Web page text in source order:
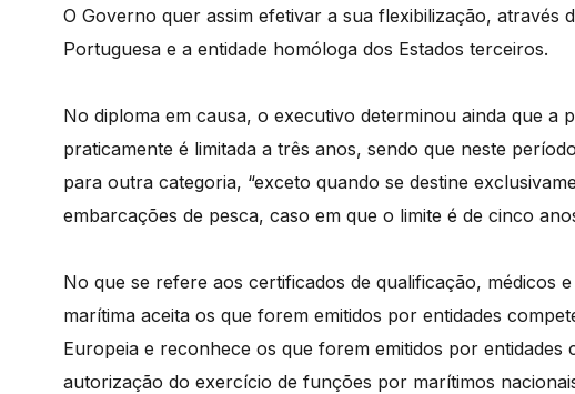
O Governo quer assim efetivar a sua flexibilização, através
Portuguesa e a entidade homóloga dos Estados terceiros.
No diploma em causa, o executivo determinou ainda que a
praticamente é limitada a três anos, sendo que neste
para outra categoria, “exceto quando se destine
embarcações de pesca, caso em que o limite é de cinco
No que se refere aos certificados de qualificação, médicos
marítima aceita os que forem emitidos por entidades
Europeia e reconhece os que forem emitidos por entidades
autorização do exercício de funções por marítimos